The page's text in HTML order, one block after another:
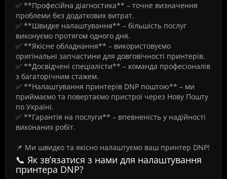
✅ **Професійна діагностика** – точне визначення
проблеми без додаткових витрат.
✅ **Швидке налаштування** – більшість послуг
виконуємо протягом одного дня.
✅ **Якісне обладнання** – використовуємо
оригінальні запчастини для довговічності принтерів.
✅ **Досвідчені спеціалісти** – команда професіоналів
з багаторічним стажем.
✅ **Налаштування принтерів DNP поштою** – ми
приймаємо та повертаємо пристрої через Нову Пошту
по Україні.
✅ **Гарантія на послуги** – впевненість у надійності
виконаних робіт.
📌 Ми швидко та якісно налаштуємо ваш принтер DNP!
📞 Як зв’язатися з нами для налаштування
принтера DNP?